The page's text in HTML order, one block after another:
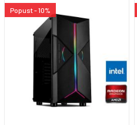
Popust - 10%